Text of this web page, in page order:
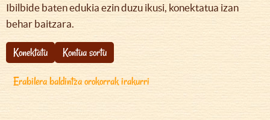
Ibilbide baten edukia ezin duzu ikusi, konektatua izan
behar baitzara.
Konektatu
Kontua sortu
Erabilera baldintza orokorrak irakurri